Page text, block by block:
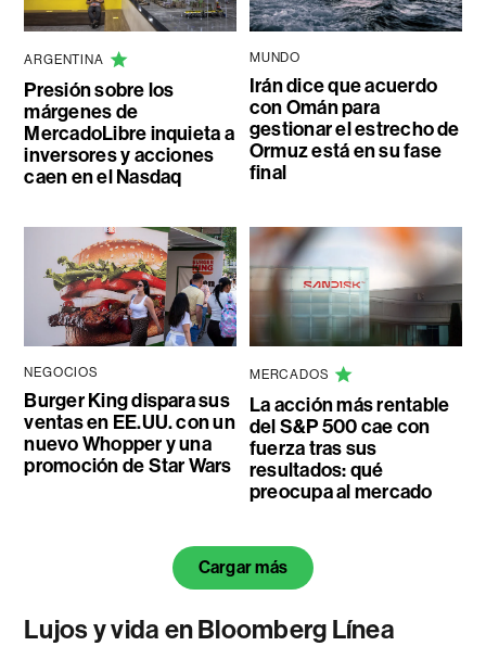
ARGENTINA
Presión sobre los
márgenes de
MercadoLibre inquieta a
inversores y acciones
caen en el Nasdaq
MUNDO
Irán dice que acuerdo
con Omán para
gestionar el estrecho de
Ormuz está en su fase
final
NEGOCIOS
Burger King dispara sus
ventas en EE.UU. con un
nuevo Whopper y una
promoción de Star Wars
MERCADOS
La acción más rentable
del S&P 500 cae con
fuerza tras sus
resultados: qué
preocupa al mercado
Cargar más
Lujos y vida en Bloomberg Línea